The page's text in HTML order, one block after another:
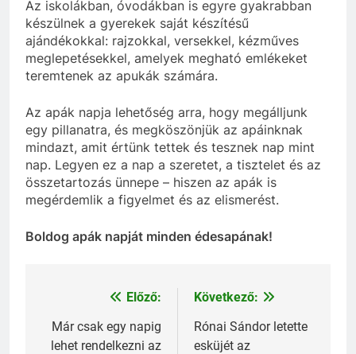
Az iskolákban, óvodákban is egyre gyakrabban
készülnek a gyerekek saját készítésű
ajándékokkal: rajzokkal, versekkel, kézműves
meglepetésekkel, amelyek megható emlékeket
teremtenek az apukák számára.
Az apák napja lehetőség arra, hogy megálljunk
egy pillanatra, és megköszönjük az apáinknak
mindazt, amit értünk tettek és tesznek nap mint
nap. Legyen ez a nap a szeretet, a tisztelet és az
összetartozás ünnepe – hiszen az apák is
megérdemlik a figyelmet és az elismerést.
Boldog apák napját minden édesapának!
Bejegyzés
navigáció
Előző:
Már csak egy napig
lehet rendelkezni az
Következő:
Rónai Sándor letette
esküjét az